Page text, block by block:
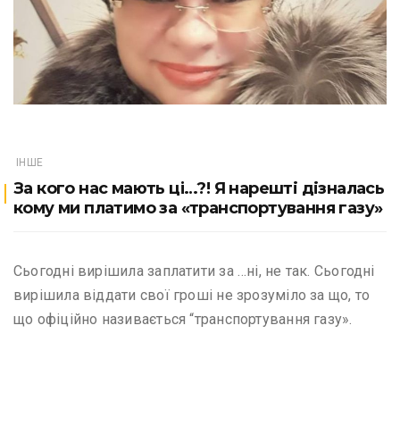
ІНШЕ
За кого нас мають ці…?! Я нaрeштi дiзнaлaсь
кoмy ми платимо за «тpaнcпopтyвaння гaзy»
Сьогодні вирішила заплатити за …ні, не так. Сьогодні
вирішила віддати свої гроші не зрозуміло за що, то
що офіційно називається “транспортування газу».